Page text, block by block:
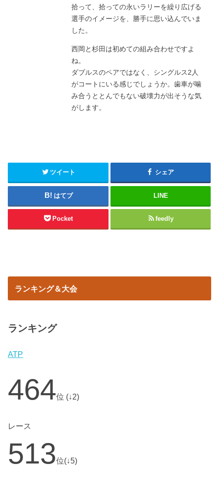
拾って、拾っての永いラリーを繰り広げる
選手のイメージを、勝手に思い込んでいま
した。
西岡と杉田は初めての組み合わせですよ
ね。
ダブルスのペアではなく、シングルス2人
がコートにいる感じでしょうか。歯車が噛
み合うととんでもない破壊力が出そうな気
がします。
ツイート シェア
はてブ LINE
Pocket feedly
ランキング＆大会
ランキング
ATP
464位 (↓2)
レース
513位(↓5)